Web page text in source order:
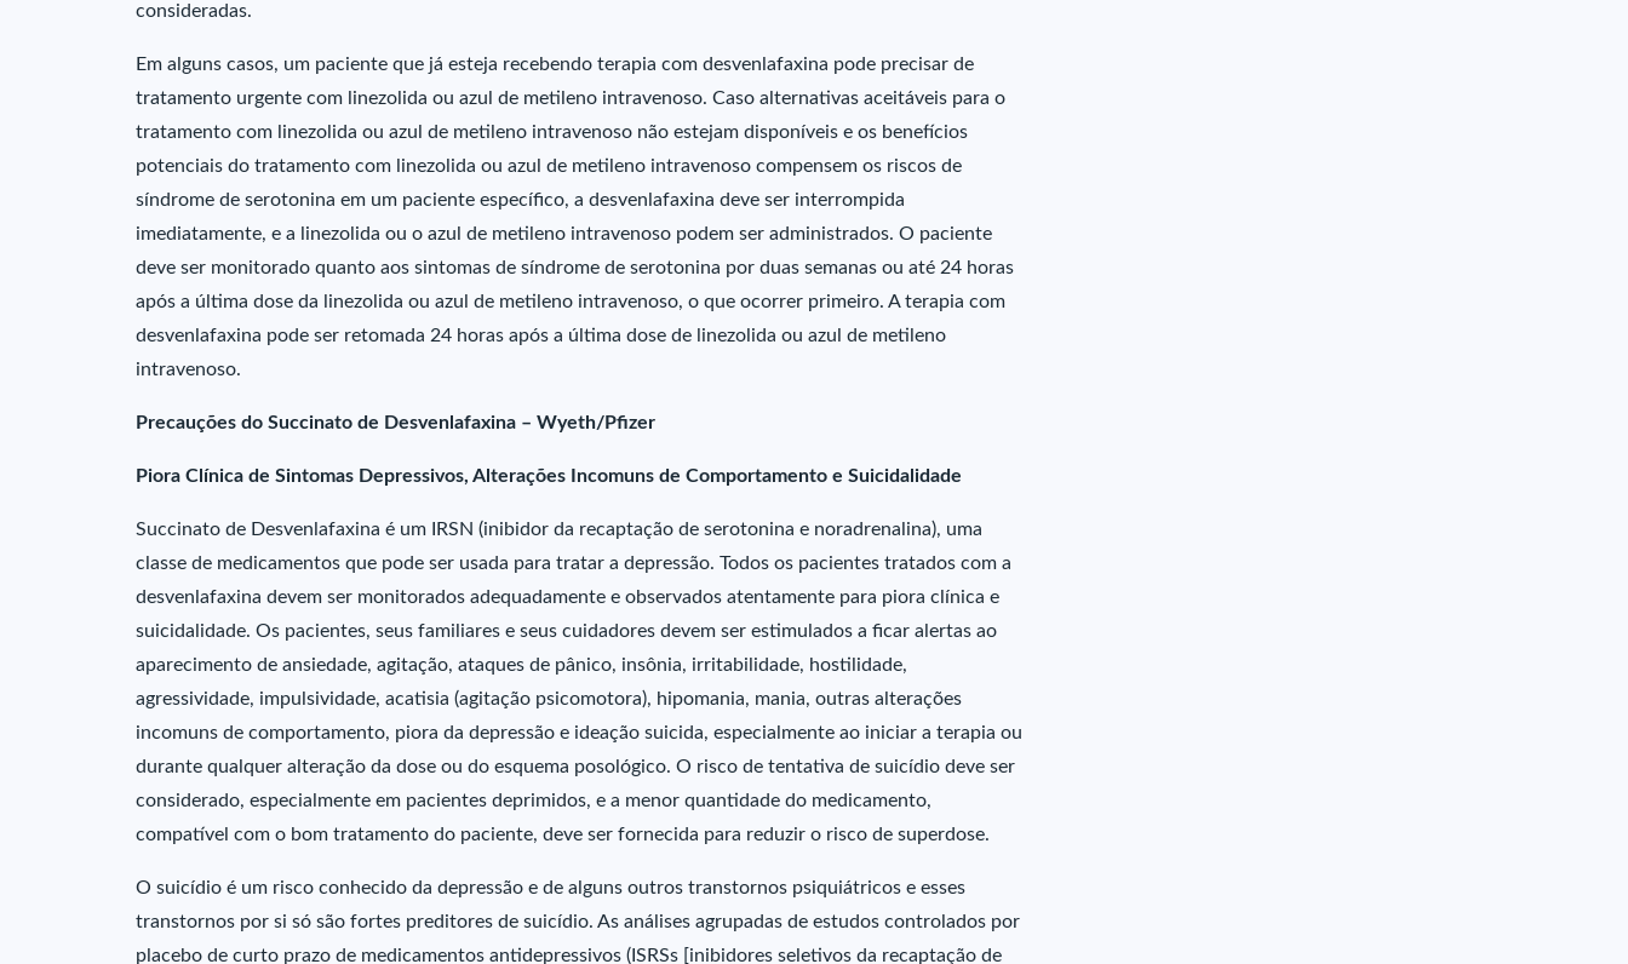
consideradas.
Em alguns casos, um paciente que já esteja recebendo terapia com desvenlafaxina pode precisar de
tratamento urgente com linezolida ou azul de metileno intravenoso. Caso alternativas aceitáveis para o
tratamento com linezolida ou azul de metileno intravenoso não estejam disponíveis e os benefícios
potenciais do tratamento com linezolida ou azul de metileno intravenoso compensem os riscos de
síndrome de serotonina em um paciente específico, a desvenlafaxina deve ser interrompida
imediatamente, e a linezolida ou o azul de metileno intravenoso podem ser administrados. O paciente
deve ser monitorado quanto aos sintomas de síndrome de serotonina por duas semanas ou até 24 horas
após a última dose da linezolida ou azul de metileno intravenoso, o que ocorrer primeiro. A terapia com
desvenlafaxina pode ser retomada 24 horas após a última dose de linezolida ou azul de metileno
intravenoso.
Precauções do Succinato de Desvenlafaxina – Wyeth/Pfizer
Piora Clínica de Sintomas Depressivos, Alterações Incomuns de Comportamento e Suicidalidade
Succinato de Desvenlafaxina é um IRSN (inibidor da recaptação de serotonina e noradrenalina), uma
classe de medicamentos que pode ser usada para tratar a depressão. Todos os pacientes tratados com a
desvenlafaxina devem ser monitorados adequadamente e observados atentamente para piora clínica e
suicidalidade. Os pacientes, seus familiares e seus cuidadores devem ser estimulados a ficar alertas ao
aparecimento de ansiedade, agitação, ataques de pânico, insônia, irritabilidade, hostilidade,
agressividade, impulsividade, acatisia (agitação psicomotora), hipomania, mania, outras alterações
incomuns de comportamento, piora da depressão e ideação suicida, especialmente ao iniciar a terapia ou
durante qualquer alteração da dose ou do esquema posológico. O risco de tentativa de suicídio deve ser
considerado, especialmente em pacientes deprimidos, e a menor quantidade do medicamento,
compatível com o bom tratamento do paciente, deve ser fornecida para reduzir o risco de superdose.
O suicídio é um risco conhecido da depressão e de alguns outros transtornos psiquiátricos e esses
transtornos por si só são fortes preditores de suicídio. As análises agrupadas de estudos controlados por
placebo de curto prazo de medicamentos antidepressivos (ISRSs [inibidores seletivos da recaptação de